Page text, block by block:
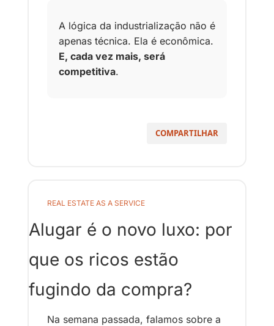
A lógica da industrialização não é
E, cada vez mais, será
competitiva.
COMPARTILHAR
REAL ESTATE AS A SERVICE
Alugar é o novo luxo: por
que os ricos estão
fugindo da compra?
Na semana passada, falamos sobre a